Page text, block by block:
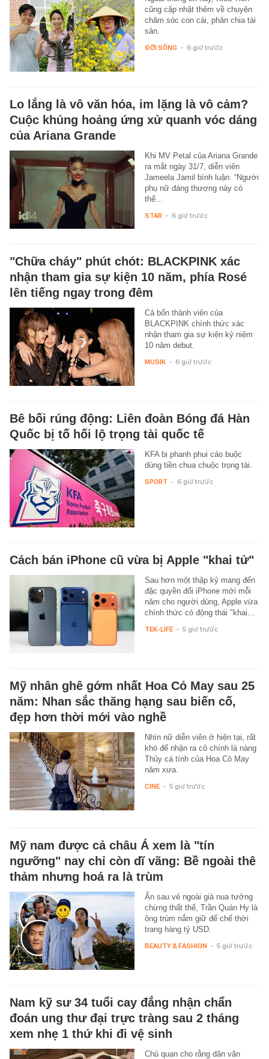
cũng cập nhật thêm về chuyện
chăm sóc con cái, phân chia tài
sản.
ĐỜI SỐNG - 6 giờ trước
Lo lắng là vô văn hóa, im lặng là vô cảm?
Cuộc khủng hoảng ứng xử quanh vóc dáng
của Ariana Grande
Khi MV Petal của Ariana Grande
ra mắt ngày 31/7, diễn viên
Jameela Jamil bình luận: “Người
phụ nữ đáng thương này có
thể…
STAR - 6 giờ trước
"Chữa cháy" phút chót: BLACKPINK xác
nhận tham gia sự kiện 10 năm, phía Rosé
lên tiếng ngay trong đêm
Cả bốn thành viên của
BLACKPINK chính thức xác
nhận tham gia sự kiện kỷ niệm
10 năm debut.
MUSIK - 6 giờ trước
Bê bối rúng động: Liên đoàn Bóng đá Hàn
Quốc bị tố hối lộ trọng tài quốc tế
KFA bị phanh phui cáo buộc
dùng tiền chua chuộc trọng tài.
SPORT - 6 giờ trước
Cách bán iPhone cũ vừa bị Apple "khai tử"
Sau hơn một thập kỷ mang đến
đặc quyền đổi iPhone mới mỗi
năm cho người dùng, Apple vừa
chính thức có động thái "khai…
TEK-LIFE - 5 giờ trước
Mỹ nhân ghê gớm nhất Hoa Cỏ May sau 25
năm: Nhan sắc thăng hạng sau biến cố,
đẹp hơn thời mới vào nghề
Nhìn nữ diễn viên ở hiện tại, rất
khó để nhận ra cô chính là nàng
Thủy cá tính của Hoa Cỏ May
năm xưa.
CINE - 5 giờ trước
Mỹ nam được cả châu Á xem là "tín
ngưỡng" nay chỉ còn dĩ vãng: Bề ngoài thê
thảm nhưng hoá ra là trùm
Ẩn sau vẻ ngoài già nua tưởng
chừng thất thế, Trần Quán Hy là
ông trùm nắm giữ đế chế thời
trang hàng tỷ USD.
BEAUTY & FASHION - 5 giờ trước
Nam kỹ sư 34 tuổi cay đắng nhận chẩn
đoán ung thư đại trực tràng sau 2 tháng
xem nhẹ 1 thứ khi đi vệ sinh
Chủ quan cho rằng dân văn